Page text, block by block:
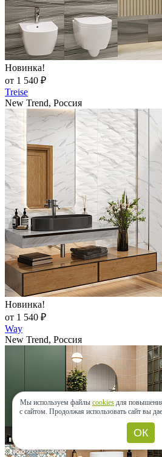
Новинка!
от 1 540 ₽
Treise
New Trend, Россия
Новинка!
от 1 540 ₽
Way
New Trend, Россия
Мы используем файлы cookies для
с сайтом. Продолжая использовать сайт вы
ОК